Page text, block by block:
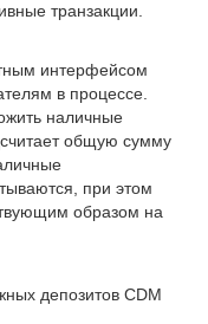
транзакции.
интерфейсом
в процессе.
наличные
общую сумму
при этом
образом на
депозитов CDM